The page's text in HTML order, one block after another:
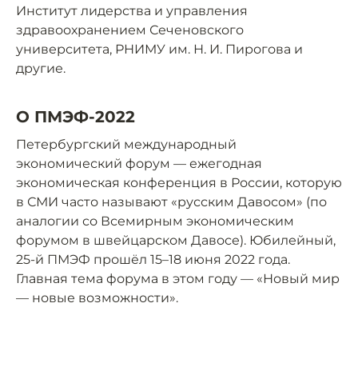
Институт лидерства и управления
здравоохранением Сеченовского
университета, РНИМУ им. Н. И. Пирогова и
другие.
О ПМЭФ-2022
Петербургский международный
экономический форум — ежегодная
экономическая конференция в России, которую
в СМИ часто называют «русским Давосом» (по
аналогии со Всемирным экономическим
форумом в швейцарском Давосе). Юбилейный,
25-й ПМЭФ прошёл 15–18 июня 2022 года.
Главная тема форума в этом году — «Новый мир
— новые возможности».